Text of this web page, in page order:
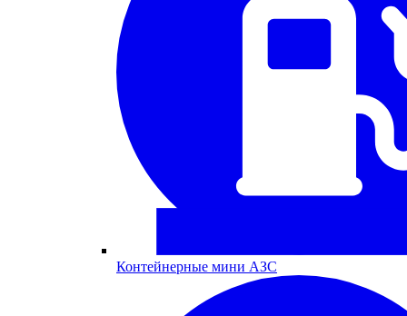
Контейнерные мини АЗС